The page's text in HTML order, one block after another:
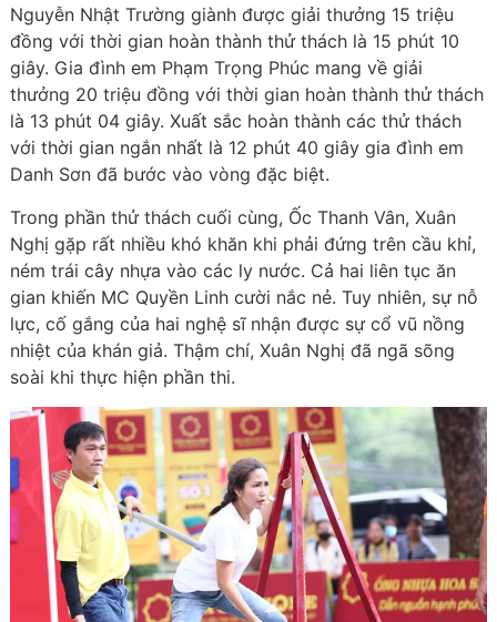
Nguyễn Nhật Trường giành được giải thưởng 15 triệu
đồng với thời gian hoàn thành thử thách là 15 phút 10
giây. Gia đình em Phạm Trọng Phúc mang về giải
thưởng 20 triệu đồng với thời gian hoàn thành thử thách
là 13 phút 04 giây. Xuất sắc hoàn thành các thử thách
với thời gian ngắn nhất là 12 phút 40 giây gia đình em
Danh Sơn đã bước vào vòng đặc biệt.
Trong phần thử thách cuối cùng, Ốc Thanh Vân, Xuân
Nghị gặp rất nhiều khó khăn khi phải đứng trên cầu khỉ,
ném trái cây nhựa vào các ly nước. Cả hai liên tục ăn
gian khiến MC Quyền Linh cười nắc nẻ. Tuy nhiên, sự nỗ
lực, cố gắng của hai nghệ sĩ nhận được sự cổ vũ nồng
nhiệt của khán giả. Thậm chí, Xuân Nghị đã ngã sõng
soài khi thực hiện phần thi.